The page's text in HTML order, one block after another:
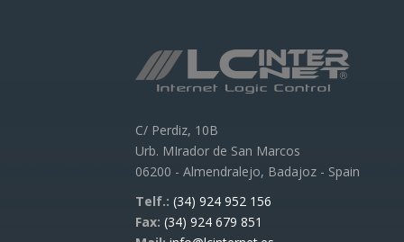
C/ Perdiz, 10B
Urb. MIrador de San Marcos
06200 - Almendralejo, Badajoz - Spain
Telf.: (34) 924 952 156
Fax: (34) 924 679 851